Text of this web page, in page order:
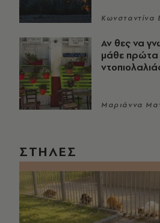
Κωνσταντίνα
Αν θες να
μάθε πρώτα
Μαριάννα
ΣΤΗΛΕΣ